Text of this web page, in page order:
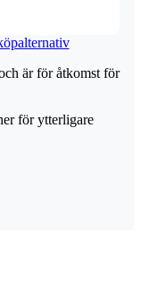
är för åtkomst för
för ytterligare